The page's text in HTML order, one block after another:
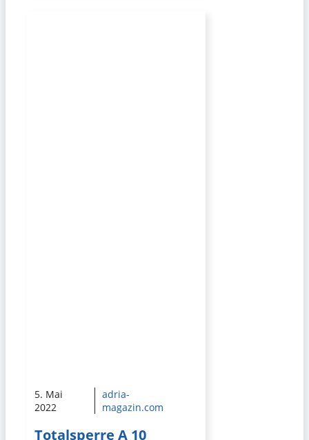
5. Mai
2022
adria-
magazin.com
Totalsperre A 10